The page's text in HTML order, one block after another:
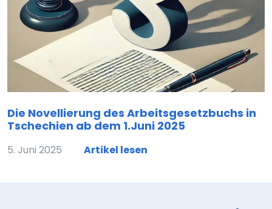
Die Novellierung des Arbeitsgesetzbuchs in
Tschechien ab dem 1.Juni 2025
5. Juni 2025 Artikel lesen